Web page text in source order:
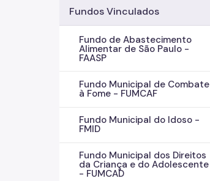
Fundos Vinculados
Fundo de Abastecimento
Alimentar de São Paulo -
FAASP
Fundo Municipal de Combate
à Fome - FUMCAF
Fundo Municipal do Idoso -
FMID
Fundo Municipal dos Direitos
da Criança e do Adolescente
- FUMCAD